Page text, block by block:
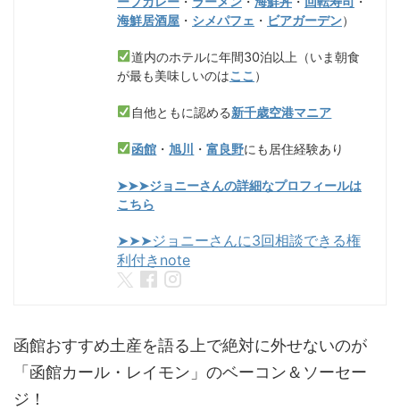
海鮮居酒屋 ・ シメパフェ ・ ビアガーデン）
道内のホテルに年間30泊以上（いま朝食
が最も美味しいのはここ ）
自他ともに認める新千歳空港マニア
函館 ・旭川 ・富良野にも居住経験あり
➤➤➤ジョニーさんの詳細なプロフィールは
こちら
➤➤➤ジョニーさんに3回相談できる権
利付きnote
函館おすすめ土産を語る上で絶対に外せないのが
「函館カール・レイモン」のベーコン＆ソーセー
ジ！